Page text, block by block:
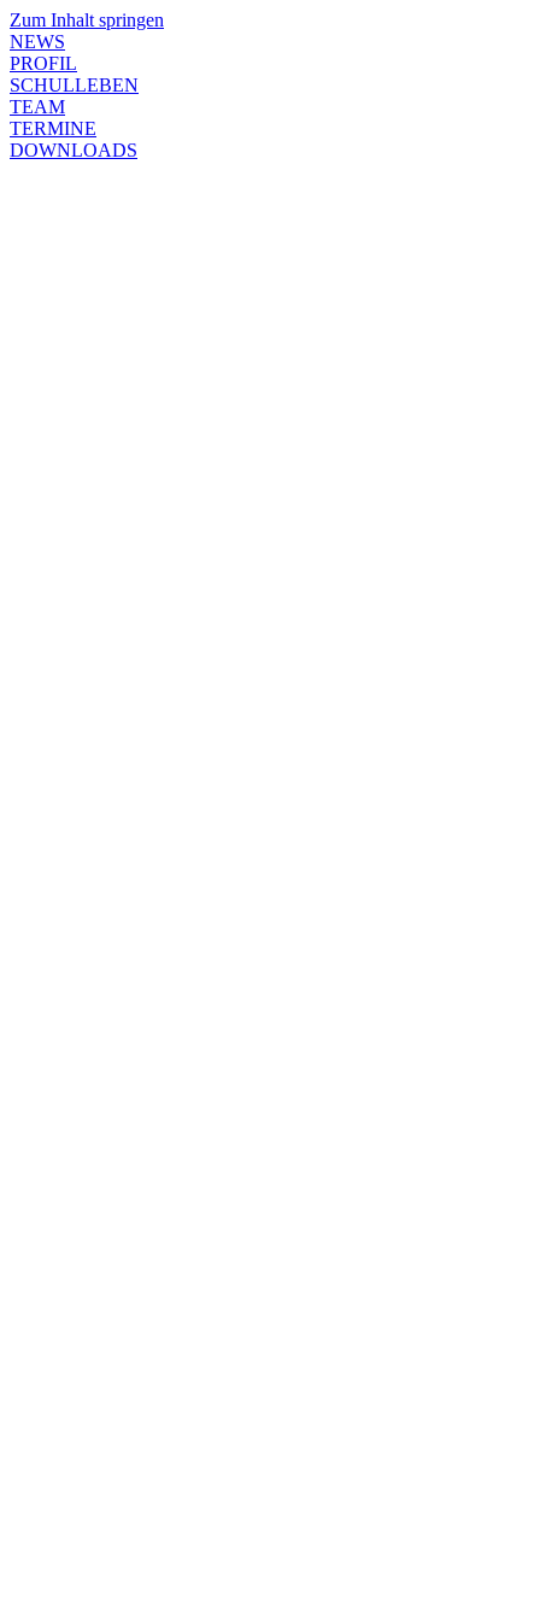
Zum Inhalt springen
NEWS
PROFIL
SCHULLEBEN
TEAM
TERMINE
DOWNLOADS